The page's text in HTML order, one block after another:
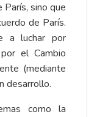
París, sino que
de París.
a luchar por
el Cambio
(mediante
desarrollo.
como la